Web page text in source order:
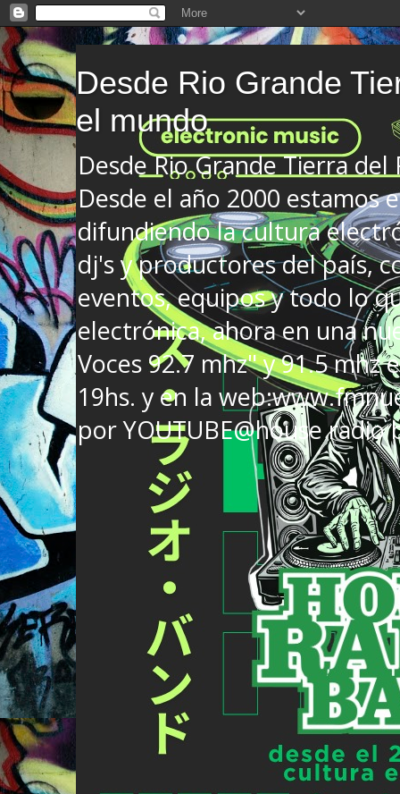
Desde Rio Grande
el mundo
Desde Rio Grande Tierra
Desde el año 2000 estamos
difundiendo la cultura
dj's y productores del país,
eventos, equipos y todo lo
electrónica, ahora en una
Voces 92.7 mhz" y 91.5 mhz
19hs. y en la
por YOUTUBE@house radio